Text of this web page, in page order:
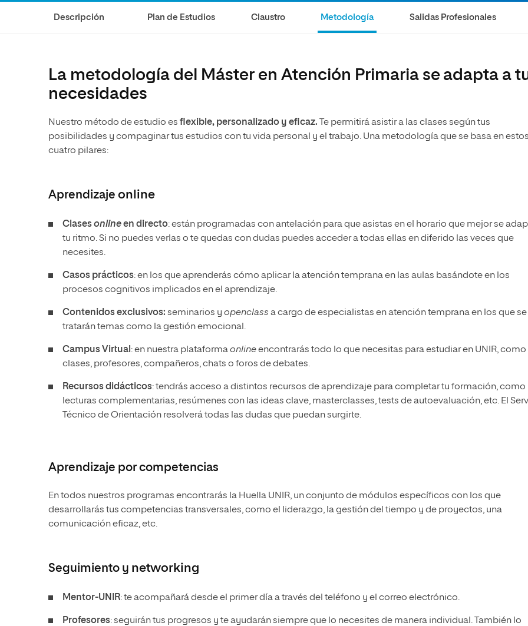
Música
Descripción Plan de Estudios Claustro Metodología Salidas Profesionales
La metodología del Máster en Atención Primaria se adapta a
necesidades
Nuestro método de estudio es flexible, personalizado y eficaz.
Te permitirá asistir a las clases según tus
posibilidades y compaginar tus estudios con tu vida personal y el trabajo. Una metodología que se basa en
cuatro pilares:
Aprendizaje online
Clasesonlineen directo: están programadas con antelación para que asistas en el horario que mejor se
tu ritmo. Si no puedes verlas o te quedas con dudas puedes acceder a todas ellas en diferido las veces que
necesites.
Casos prácticos: en los que aprenderás cómo aplicar la atención temprana en las aulas basándote en los
procesos cognitivos implicados en el aprendizaje.
Contenidos exclusivos: seminarios y openclass a cargo de especialistas en atención temprana en los que se
tratarán temas como la gestión emocional.
Campus Virtual : en nuestra plataformaonlineencontrarás todo lo que necesitas para estudiar en UNIR, como
clases, profesores, compañeros, chats o foros de debates.
Recursos didácticos: tendrás acceso a distintos recursos de aprendizaje para completar tu formación, como
lecturas complementarias, resúmenes con las ideas clave, masterclasses, tests de autoevaluación, etc. El
Técnico de Orientación resolverá todas las dudas que puedan surgirte.
Aprendizaje por competencias
En todos nuestros programas encontrarás la Huella UNIR, un conjunto de módulos específicos con los que
desarrollarás tus competencias transversales, como el liderazgo, la gestión del tiempo y de proyectos, una
comunicación eficaz, etc.
Seguimiento y networking
Mentor-UNIR: te acompañará desde el primer día a través del teléfono y el correo electrónico.
Profesores: seguirán tus progresos y te ayudarán siempre que lo necesites de manera individual. También lo